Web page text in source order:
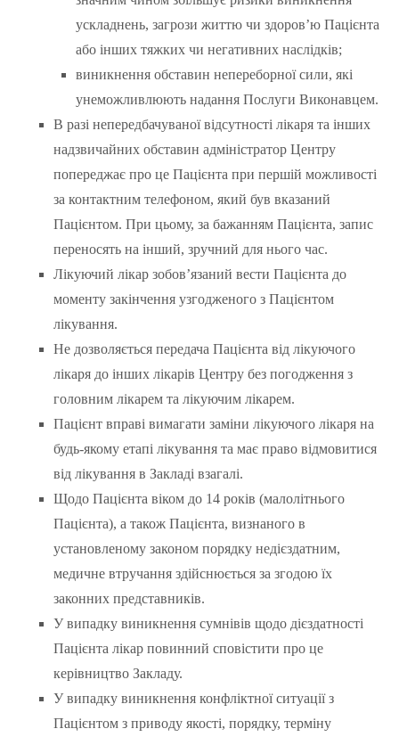
ускладнень, загрози життю чи здоров’ю Пацієнта
або інших тяжких чи негативних наслідків;
виникнення обставин непереборної сили, які
унеможливлюють надання Послуги Виконавцем.
В разі непередбачуваної відсутності лікаря та інших
надзвичайних обставин адміністратор Центру
попереджає про це Пацієнта при першій можливості
за контактним телефоном, який був вказаний
Пацієнтом. При цьому, за бажанням Пацієнта, запис
переносять на інший, зручний для нього час.
Лікуючий лікар зобов’язаний вести Пацієнта до
моменту закінчення узгодженого з Пацієнтом
лікування.
Не дозволяється передача Пацієнта від лікуючого
лікаря до інших лікарів Центру без погодження з
головним лікарем та лікуючим лікарем.
Пацієнт вправі вимагати заміни лікуючого лікаря на
будь-якому етапі лікування та має право відмовитися
від лікування в Закладі взагалі.
Щодо Пацієнта віком до 14 років (малолітнього
Пацієнта), а також Пацієнта, визнаного в
установленому законом порядку недієздатним,
медичне втручання здійснюється за згодою їх
законних представників.
У випадку виникнення сумнівів щодо дієздатності
Пацієнта лікар повинний сповістити про це
керівництво Закладу.
У випадку виникнення конфліктної ситуації з
Пацієнтом з приводу якості, порядку, терміну